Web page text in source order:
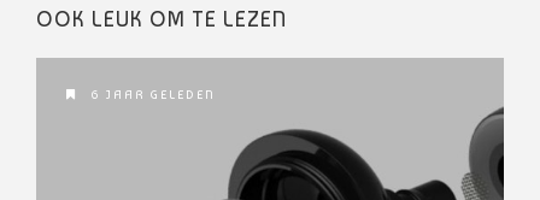
OOK LEUK OM TE LEZEN
6 JAAR GELEDEN